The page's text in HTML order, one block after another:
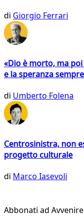
di Giorgio Ferrari
«Dio è morto, ma
e la speranza
di Umberto Folena
Centrosinistra, non
progetto culturale
di Marco Iasevoli
Abbonati ad Avvenire